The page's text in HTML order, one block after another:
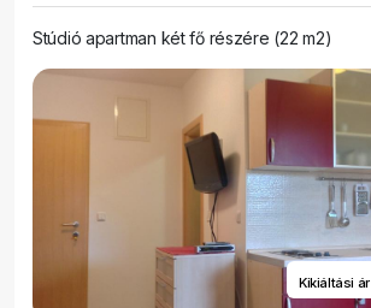
Stúdió apartman két fő részére (22 m2)
Kikiáltási ár